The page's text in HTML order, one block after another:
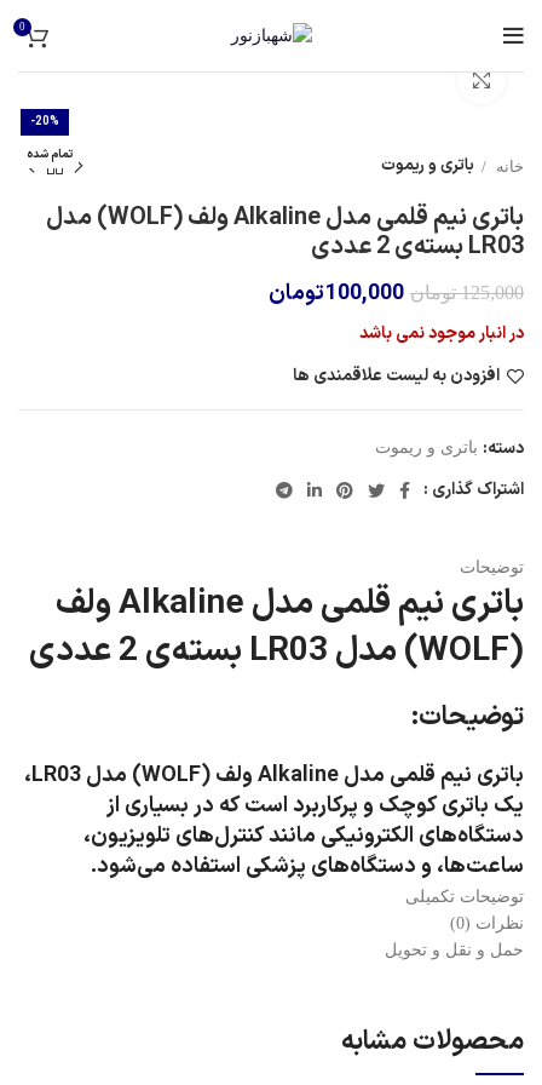
0
-20%
تمام شده
برای بزرگنمایی کلیک کنید
خانه باتری و ریموت
باتری نیم قلمی مدل Alkaline ولف (WOLF) مدل
LR03 بسته‌ی 2 عددی
125,000 تومان 100,000تومان
در انبار موجود نمی باشد
افزودن به لیست علاقمندی ها
دسته: باتری و ریموت
اشتراک گذاری :
توضیحات
باتری نیم قلمی مدل Alkaline ولف
(WOLF) مدل LR03 بسته‌ی 2 عددی
توضیحات:
باتری نیم قلمی مدل Alkaline ولف (WOLF) مدل LR03،
یک باتری کوچک و پرکاربرد است که در بسیاری از
دستگاه‌های الکترونیکی مانند کنترل‌های تلویزیون،
ساعت‌ها، و دستگاه‌های پزشکی استفاده می‌شود.
ویژگی‌ها:
مدل: LR03
توضیحات تکمیلی
نظرات (0)
حمل و نقل و تحویل
محصولات مشابه